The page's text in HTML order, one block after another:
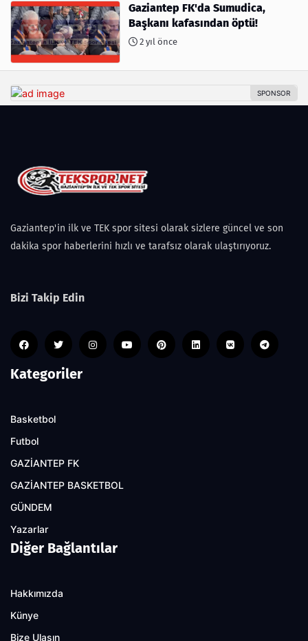
Gaziantep FK'da Sumudica,
Başkanı kafasından öptü!
2 yıl önce
Gaziantep'in ilk ve TEK spor sitesi olarak sizlere güncel ve son
dakika spor haberlerini hızlı ve tarafsız olarak ulaştırıyoruz.
Bizi Takip Edin
Kategoriler
Basketbol
Futbol
GAZİANTEP FK
GAZİANTEP BASKETBOL
GÜNDEM
Yazarlar
Diğer Bağlantılar
Hakkımızda
Künye
Bize Ulaşın